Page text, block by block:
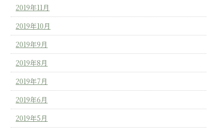
2019年11月
2019年10月
2019年9月
2019年8月
2019年7月
2019年6月
2019年5月